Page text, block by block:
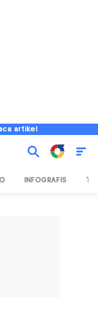
artikel
INFOGRAFIS TV